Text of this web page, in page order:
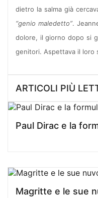
dietro la salma già
“genio maledetto”.
dolore, il giorno dopo si
genitori. Aspettava il loro
ARTICOLI PIÙ
Paul Dirac e la
Magritte e le sue